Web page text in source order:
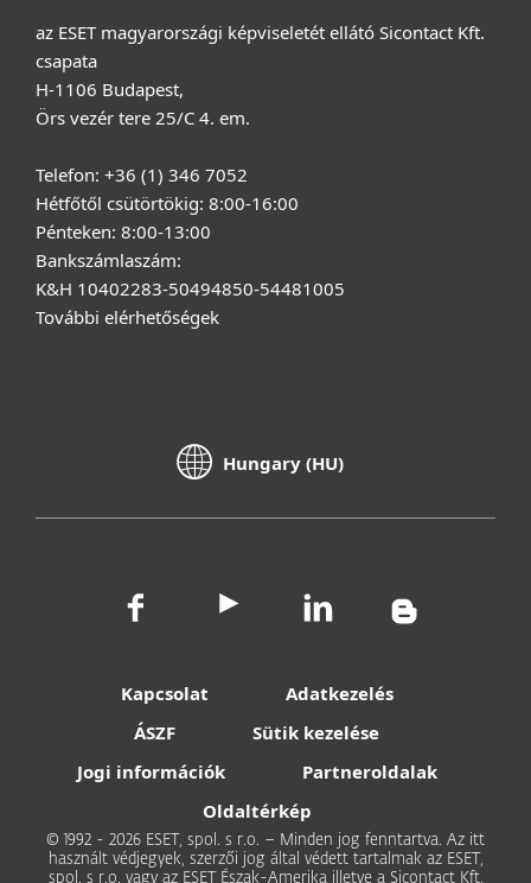
az ESET magyarországi képviseletét ellátó Sicontact Kft.
csapata
H-1106 Budapest,
Örs vezér tere 25/C 4. em.
Telefon: +36 (1) 346 7052
Hétfőtől csütörtökig: 8:00-16:00
Pénteken: 8:00-13:00
Bankszámlaszám:
K&H 10402283-50494850-54481005
További elérhetőségek
Hungary (HU)
Kapcsolat
Adatkezelés
ÁSZF
Sütik kezelése
Jogi információk
Partneroldalak
Oldaltérkép
© 1992 - 2026 ESET, spol. s r.o. – Minden jog fenntartva. Az itt
használt védjegyek, szerzői jog által védett tartalmak az ESET,
spol. s r.o. vagy az ESET Észak-Amerika illetve a Sicontact Kft.